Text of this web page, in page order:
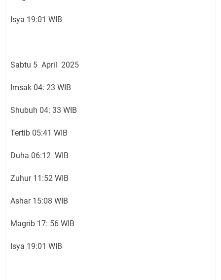
Isya 19:01 WIB
Sabtu 5 April 2025
Imsak 04: 23 WIB
Shubuh 04: 33 WIB
Tertib 05:41 WIB
Duha 06:12 WIB
Zuhur 11:52 WIB
Ashar 15:08 WIB
Magrib 17: 56 WIB
Isya 19:01 WIB